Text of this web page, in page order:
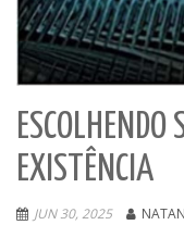
EXISTÊNCIA
JUN 30, 2025 NATAN